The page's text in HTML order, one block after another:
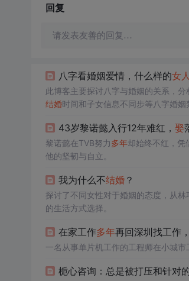
回复
请发表友善的回复…
八字看婚姻爱情，什么样的女人
此博客主要探讨八字与婚姻的关系，
结婚时间和子女信息不同步等八字婚姻
43岁黎诺懿入行12年难红， 娶
黎诺懿在TVB努力多年却始终不红，凭
他的坚韧与自立。
我为什么不结婚？
探讨了不同女性对于婚姻的态度，从
的生活方式选择。
在家工作多年再回深圳找工作
一名从事单片机工作的工程师在小城市
栀心咨询：总是被打压和针对